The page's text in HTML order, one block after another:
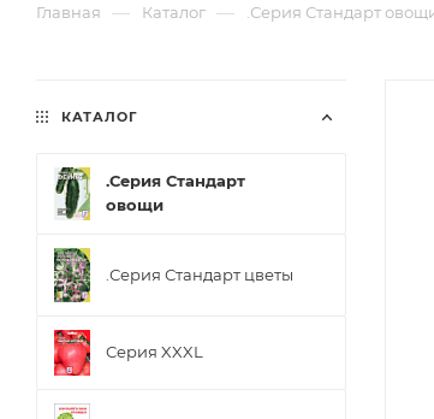
Главная — Каталог — .Серия Стандарт
КАТАЛОГ
.Серия Стандарт
овощи
.Серия Стандарт цветы
Серия XXXL